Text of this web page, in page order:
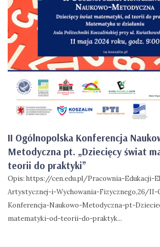
II Ogólnopolska Konferencja
Metodyczna pt. „Dziecięcy świat
teorii do praktyki”
Opis: https://cen.edu.pl/Pracownia-Edukacji-
Artystycznej-i-Wychowania-Fizycznego,26/II-
Konferencja-Naukowo-Metodyczna-pt-
matematyki-od-teorii-do-praktyk...